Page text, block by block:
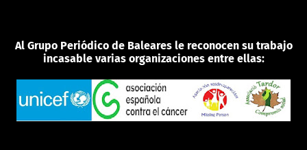
Al Grupo Periódico de Baleares le reconocen su trabajo
incasable varias organizaciones entre ellas: